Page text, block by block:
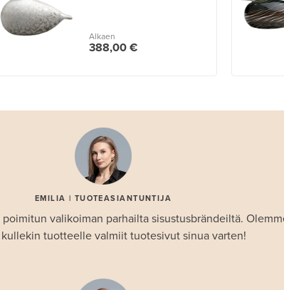
Alkaen
388,00 €
EMILIA | TUOTEASIANTUNTIJA
poimitun valikoiman parhailta sisustusbrändeiltä.
tuotteelle valmiit tuotesivut sinua varten!